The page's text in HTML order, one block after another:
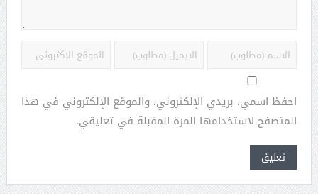
احفظ اسمي، بريدي الإلكتروني، والموقع الإلكتروني في هذا
المتصفح لاستخدامها المرة المقبلة في تعليقي.